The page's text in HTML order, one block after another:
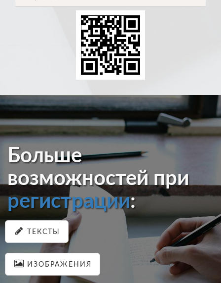
Больше
возможностей при
регистрации:
ТЕКСТЫ
ИЗОБРАЖЕНИЯ